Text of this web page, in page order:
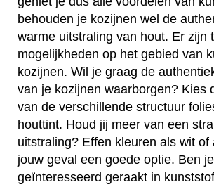
behouden je kozijnen wel de
warme uitstraling van hout. Er zijn
mogelijkheden op het gebied van
kozijnen. Wil je graag de
van je kozijnen waarborgen? Kies
van de verschillende structuur
houttint. Houd jij meer van een
uitstraling? Effen kleuren als wit of
jouw geval een goede optie. Ben je
geïnteresseerd geraakt in